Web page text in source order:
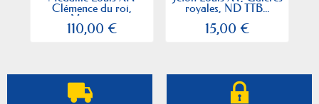
Clémence du roi,
Mauger...
110,00 €
royales, ND TTB...
15,00 €